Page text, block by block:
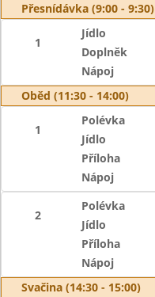
Přesnídávka (9:00 - 9:30)
1
Jídlo
Doplněk
Nápoj
Oběd (11:30 - 14:00)
1
Polévka
Jídlo
Příloha
Nápoj
2
Polévka
Jídlo
Příloha
Nápoj
Svačina (14:30 - 15:00)